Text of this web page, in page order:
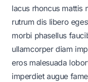
lacus rhoncus mattis
rutrum dis libero
morbi phasellus
ullamcorper diam
eros malesuada
imperdiet augue